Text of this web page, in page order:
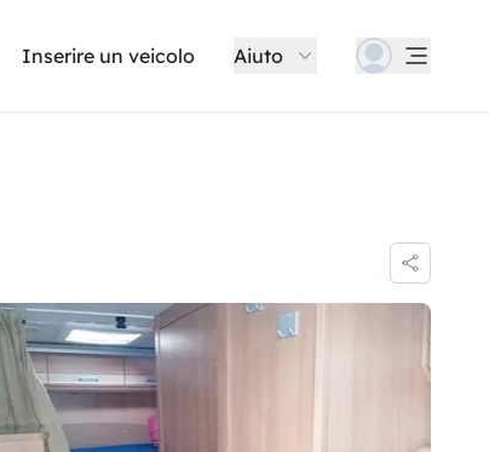
Inserire un veicolo Aiuto